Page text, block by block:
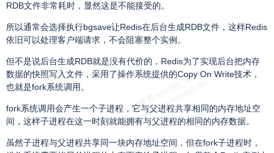
RDB文件非常耗时，显然这是不能接受的。
所以通常会选择执行bgsave让Redis在后台生成RDB文件，这样Redis
依旧可以处理客户端请求，不会阻塞整个实例。
但不是说后台生成RDB就是没有代价的，Redis为了实现后台把内存
数据的快照写入文件，采用了操作系统提供的Copy On Write技术，
也就是fork系统调用。
fork系统调用会产生一个子进程，它与父进程共享相同的内存地址空
间，这样子进程在这一时刻就能拥有与父进程的相同的内存数据。
虽然子进程与父进程共享同一块内存地址空间，但在fork子进程时，